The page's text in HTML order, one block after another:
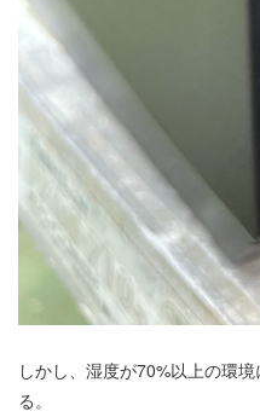
しかし、湿度が70%以上の環
る。